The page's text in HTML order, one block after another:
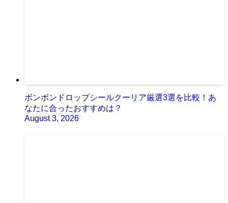
ボンボンドロップシールクーリア厳選3選を比較！あ
なたに合ったおすすめは？
August 3, 2026